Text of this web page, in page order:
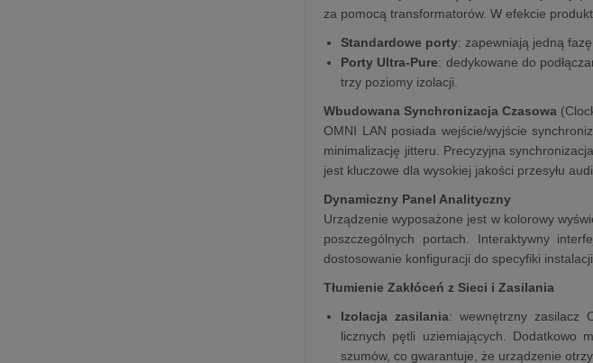
za pomocą transformatorów. W efekcie
Standardowe porty: zapewniają jedną
Porty Ultra-Pure: dedykowane do
trzy poziomy izolacji.
Wbudowana Synchronizacja Czasowa
OMNI LAN posiada wejście/wyjście
minimalizację jitteru. Precyzyjna
jest kluczowe dla wysokiej jakości przesyłu
Dynamiczny Panel Analityczny
Urządzenie wyposażone jest w kolorowy
poszczególnych portach. Interaktywny
dostosowanie konfiguracji do specyfiki instalacji.
Tłumienie Zakłóceń z Sieci i Zasilania
Izolacja zasilania: wewnętrzny zasilacz
licznych pętli uziemiających. Dodatkowo
szumów, co gwarantuje, że urządzenie